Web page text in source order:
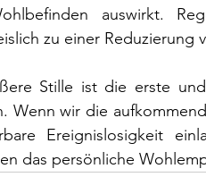
auswirkt.
zu einer Reduzierung
Stille ist die erste
Wenn wir die
Ereignislosigkeit
das persönliche